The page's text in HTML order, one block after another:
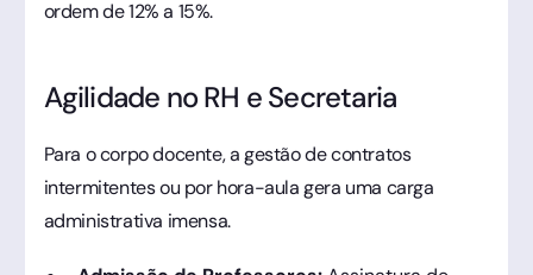
ordem de 12% a 15%.
Agilidade no RH e Secretaria
Para o corpo docente, a gestão de contratos
intermitentes ou por hora-aula gera uma carga
administrativa imensa.